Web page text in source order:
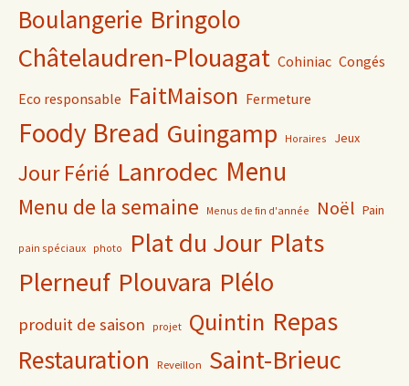
Boulangerie Bringolo
Châtelaudren-Plouagat Cohiniac Congés
Eco responsable FaitMaison Fermeture
Foody Bread Guingamp Horaires Jeux
Jour Férié Lanrodec Menu
Menu de la semaine Menus de fin d'année Noël Pain
pain spéciaux photo Plat du Jour Plats
Plerneuf Plouvara Plélo
produit de saison projet Quintin Repas
Restauration Reveillon Saint-Brieuc